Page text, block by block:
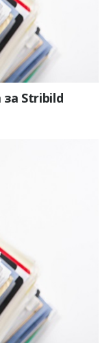
Stribild